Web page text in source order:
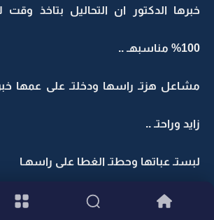
خبرها الدكتور ان التحاليل بتاخذ وقت
100% مناسبهـ ..
مشاعل هزتـ راسها ودخلتـ على عمها
زايد وراحتـ ..
لبستـ عباتها وحطتـ الغطا على راسهـا
نزلتـ الدرجـ بشويش و ناظرت نفسهـا في